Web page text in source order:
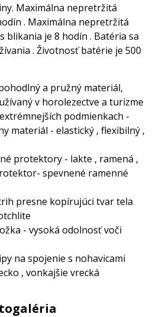
Maximálna nepretržitá
. Maximálna nepretržitá
blikania je 8 hodín . Batéria sa
. Životnosť batérie je 500
a pružný materiál,
v horolezectve a turizme
podmienkach -
materiál - elastický , flexibilný ,
protektory - lakte , ramená ,
spevnené ramenné
presne kopírujúci tvar tela
- vysoká odolnosť voči
na spojenie s nohavicami
, vonkajšie vrecká